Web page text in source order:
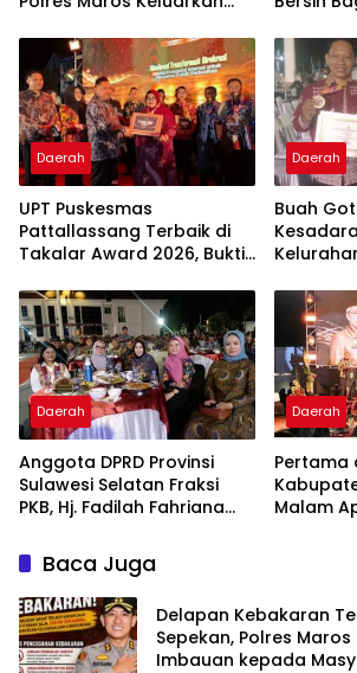
Masyarakat
Di Maros
Daerah
UPT Puskesmas
Pattallassang Terbaik di
Takalar Award 2026, Bukti
Pelayanan Kesehatan
Berkualitas
Daerah
Buah
2026
Daerah
Anggota DPRD Provinsi
Sulawesi Selatan Fraksi
PKB, Hj. Fadilah Fahriana
Takalar Menyalakan
Lentera Pengabdian
Melalui Malam Apresiasi
dan Inovasi Award 2026
Daerah
Pertama
Malam
Baca Juga
Delapan Kebakaran
Sepekan, Polres
Imbauan kepada